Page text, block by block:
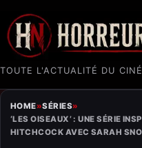
TOUTE L'ACTUALITÉ DU
HOME»SÉRIES»
‘LES OISEAUX’ : UNE SÉRIE
HITCHCOCK AVEC SARAH